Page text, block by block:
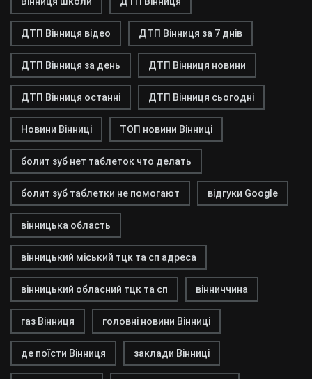
ДТП Вінниця відео ДТП Вінниця за 7 днів
ДТП Вінниця за день ДТП Вінниця новини
ДТП Вінниця останні ДТП Вінниця сьогодні
Новини Вінниці ТОП новини Вінниці
болит зуб нет таблеток что делать
болит зуб таблетки не помогают відгуки Google
вінницька область
вінницький міський тцк та сп адреса
вінницький обласний тцк та сп вінниччина
газ Вінниця головні новини Вінниці
де поїсти Вінниця заклади Вінниці